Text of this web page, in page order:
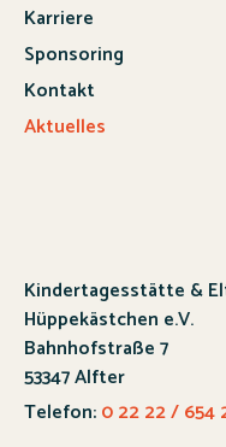
Karriere
Sponsoring
Kontakt
Aktuelles
Kindertagesstätte &
Hüppekästchen e.V.
Bahnhofstraße 7
53347 Alfter
Telefon:0 22 22 / 654